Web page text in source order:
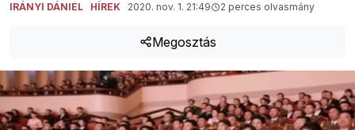
IRÁNYI DÁNIEL HÍREK 2020. nov. 1. 21:49 2 perces olvasmány
Megosztás